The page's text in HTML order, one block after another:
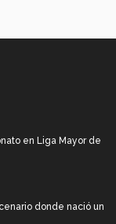
en Liga Mayor de
donde nació un